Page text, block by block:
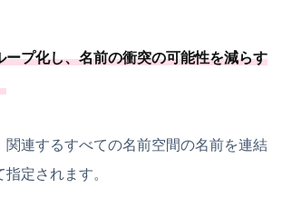
ープ化し、名前の衝突の可能性を減らす
関連するすべての名前空間の名前を連結
定されます。